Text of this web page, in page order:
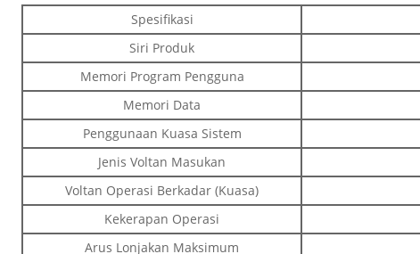
Spesifikasi
Siri Produk
Memori Program Pengguna
Memori Data
Penggunaan Kuasa Sistem
Jenis Voltan Masukan
Voltan Operasi Berkadar (Kuasa)
Kekerapan Operasi
Arus Lonjakan Maksimum